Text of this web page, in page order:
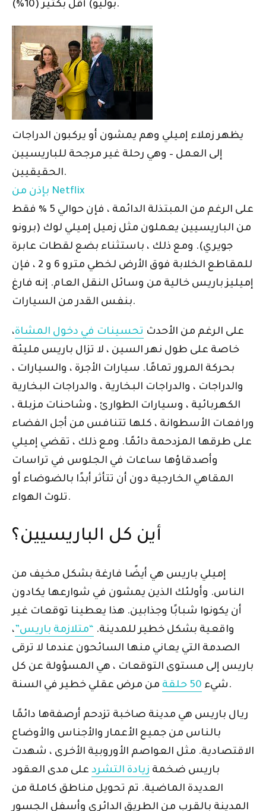
بوليو) أقل بكثير (10٪).
يظهر زملاء إميلي وهم يمشون أو يركبون الدراجات
إلى العمل – وهي رحلة غير مرجحة للباريسيين
الحقيقيين.
بإذن من Netflix
على الرغم من المبتذلة الدائمة ، فإن حوالي 5 ٪ فقط
من الباريسيين يعملون مثل زميل إميلي لوك (برونو
جويري). ومع ذلك ، باستثناء بضع لقطات عابرة
للمقاطع الخلابة فوق الأرض لخطي مترو 6 و 2 ، فإن
إميليز باريس خالية من وسائل النقل العام. إنه فارغ
بنفس القدر من السيارات.
على الرغم من الأحدث تحسينات في دخول المشاة،
خاصة على طول نهر السين ، لا تزال باريس مليئة
بحركة المرور تمامًا. سيارات الأجرة ، والسيارات ،
والدراجات ، والدراجات البخارية ، والدراجات البخارية
الكهربائية ، وسيارات الطوارئ ، وشاحنات مزبلة ،
ورافعات الأسطوانة ، كلها تتنافس من أجل الفضاء
على طرقها المزدحمة دائمًا. ومع ذلك ، تقضي إميلي
وأصدقاؤها ساعات في الجلوس في تراسات
المقاهي الخارجية دون أن تتأثر أبدًا بالضوضاء أو
تلوث الهواء.
أين كل الباريسيين؟
إميلي باريس هي أيضًا فارغة بشكل مخيف من
الناس. وأولئك الذين يمشون في شوارعها يكادون
أن يكونوا شبابًا وجذابين. هذا يعطينا توقعات غير
واقعية بشكل خطير للمدينة. “متلازمة باريس”،
الصدمة التي يعاني منها السائحون عندما لا ترقى
باريس إلى مستوى التوقعات ، هي المسؤولة عن كل
شيء 50 حلقة من مرض عقلي خطير في السنة.
ريال باريس هي مدينة صاخبة تزدحم أرصفةها دائمًا
بالناس من جميع الأعمار والأجناس والأوضاع
الاقتصادية. مثل العواصم الأوروبية الأخرى ، شهدت
باريس ضخمة زيادة التشرد على مدى العقود
العديدة الماضية. تم تحويل مناطق كاملة من
المدينة بالقرب من الطريق الدائري وأسفل الجسور